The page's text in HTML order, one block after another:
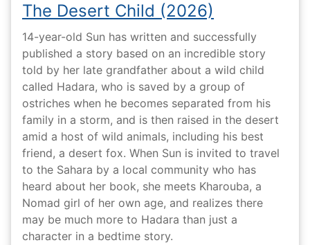
The Desert Child (2026)
14-year-old Sun has written and successfully
published a story based on an incredible story
told by her late grandfather about a wild child
called Hadara, who is saved by a group of
ostriches when he becomes separated from his
family in a storm, and is then raised in the desert
amid a host of wild animals, including his best
friend, a desert fox. When Sun is invited to travel
to the Sahara by a local community who has
heard about her book, she meets Kharouba, a
Nomad girl of her own age, and realizes there
may be much more to Hadara than just a
character in a bedtime story.